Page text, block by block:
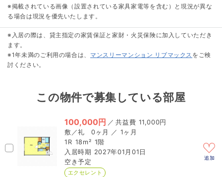
※掲載されている画像（設置されている家具家電等を含む）と現況が異な
る場合は現況を優先いたします。
※入居の際は、貸主指定の家賃保証と家財・火災保険に加入していただき
ます。
※1年未満のご利用の場合は、 マンスリーマンション リブマックス をご検
討ください。
この物件で募集している部屋
100,000円 ／
11,000円
0ヶ月 ／ 1ヶ月
1R 18m² 1階
2027年01月01日
空き予定
エクセレント
追加